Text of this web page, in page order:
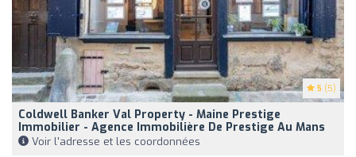
5 (5)
Coldwell Banker Val Property - Maine Prestige
Immobilier - Agence Immobilière De Prestige Au Mans
Voir l'adresse et les coordonnées